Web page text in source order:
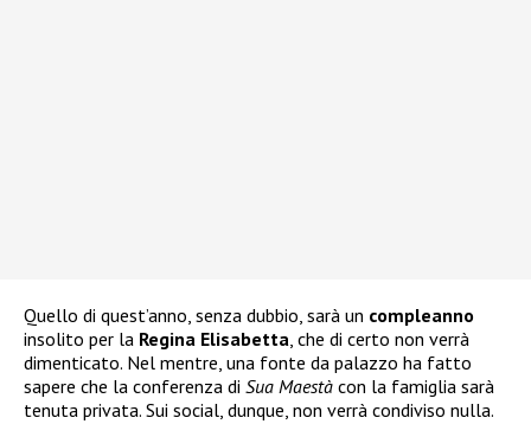
Quello di quest’anno, senza dubbio, sarà un compleanno
insolito per la Regina Elisabetta, che di certo non verrà
dimenticato. Nel mentre, una fonte da palazzo ha fatto
sapere che la conferenza di Sua Maestà con la famiglia sarà
tenuta privata. Sui social, dunque, non verrà condiviso nulla.